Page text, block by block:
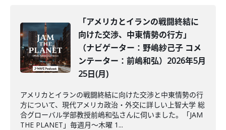
「アメリカとイランの戦闘終結に
向けた交渉、中東情勢の行方」
（ナビゲーター：野嶋紗己子 コメ
ンテーター：前嶋和弘）2026年5月
25日(月)
アメリカとイランの戦闘終結に向けた交渉と中東情勢の行
方について、現代アメリカ政治・外交に詳しい上智大学 総
合グローバル学部教授前嶋和弘さんに伺いました。「JAM
THE PLANET」毎週月～木曜 1...